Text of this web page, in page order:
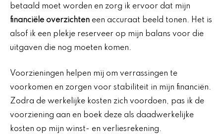
betaald moet worden en zorg ik ervoor dat mijn
financiële overzichten een accuraat beeld tonen. Het is
alsof ik een plekje reserveer op mijn balans voor die
uitgaven die nog moeten komen.
Voorzieningen helpen mij om verrassingen te
voorkomen en zorgen voor stabiliteit in mijn financiën.
Zodra de werkelijke kosten zich voordoen, pas ik de
voorziening aan en boek deze als daadwerkelijke
kosten op mijn winst- en verliesrekening.